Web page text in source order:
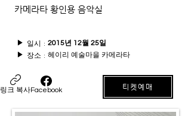
카메라타 황인용 음악실
2015년 12월 25일
일시 :
▶
▶
장소 : 헤이리 예술마을 카메라타
링크 복사Facebook 티켓예매